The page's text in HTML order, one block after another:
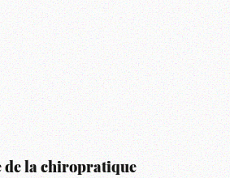
de la chiropratique